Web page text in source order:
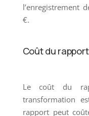
l’enregistrement
€.
Coût du
Le coût du
transformation
rapport peut